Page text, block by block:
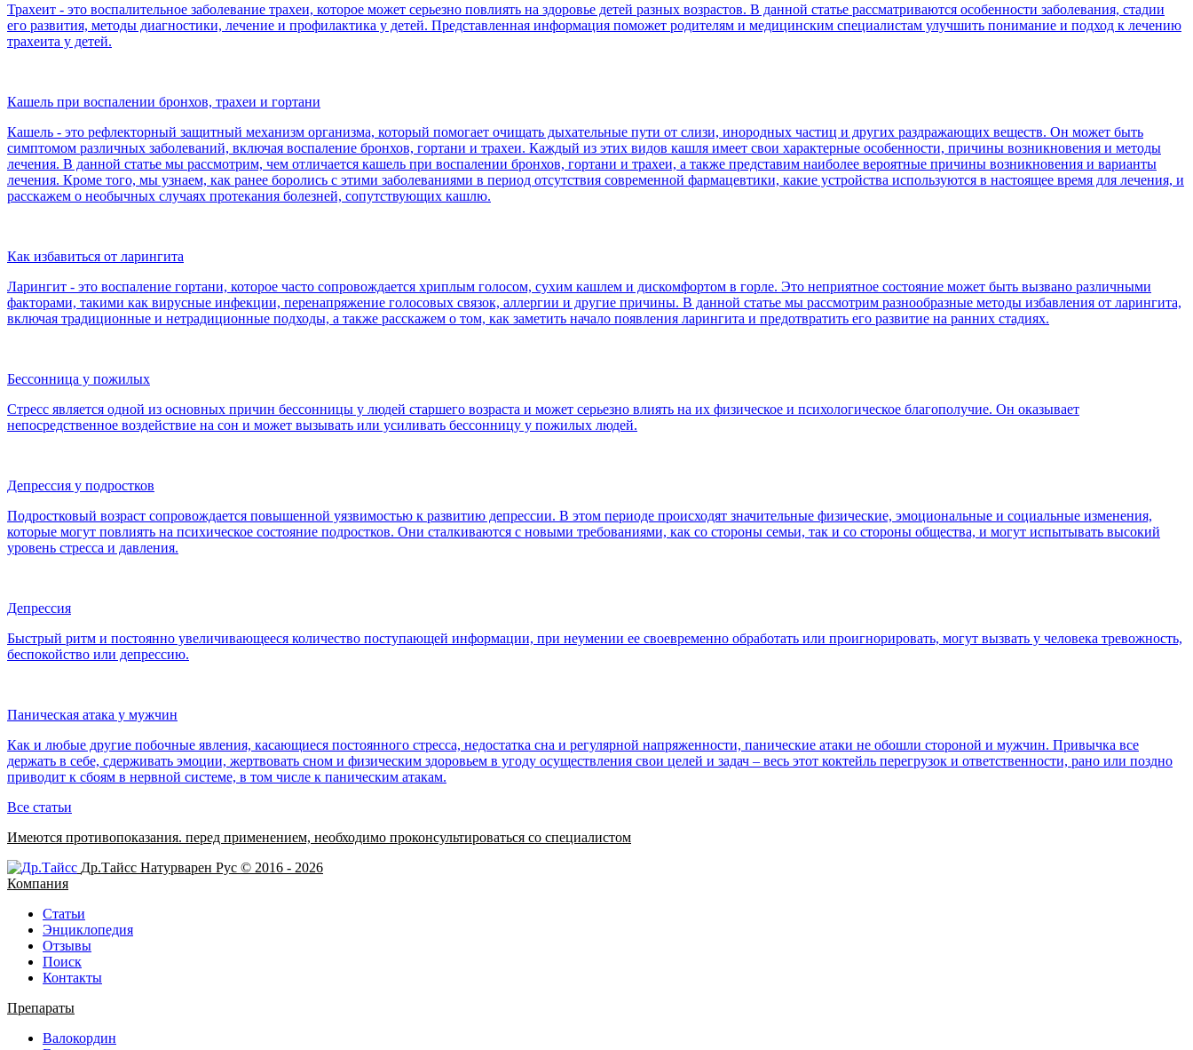
Трахеит - это воспалительное заболевание трахеи, которое может серьезно повлиять на здоровье детей разных возрастов. В данной статье рассматриваются особенности заболевания, стадии
его развития, методы диагностики, лечение и профилактика у детей. Представленная информация поможет родителям и медицинским специалистам улучшить понимание и подход к лечению
трахеита у детей.
Кашель при воспалении бронхов, трахеи и гортани
Кашель - это рефлекторный защитный механизм организма, который помогает очищать дыхательные пути от слизи, инородных частиц и других раздражающих веществ. Он может быть
симптомом различных заболеваний, включая воспаление бронхов, гортани и трахеи. Каждый из этих видов кашля имеет свои характерные особенности, причины возникновения и методы
лечения. В данной статье мы рассмотрим, чем отличается кашель при воспалении бронхов, гортани и трахеи, а также представим наиболее вероятные причины возникновения и варианты
лечения. Кроме того, мы узнаем, как ранее боролись с этими заболеваниями в период отсутствия современной фармацевтики, какие устройства используются в настоящее время для лечения, и
расскажем о необычных случаях протекания болезней, сопутствующих кашлю.
Как избавиться от ларингита
Ларингит - это воспаление гортани, которое часто сопровождается хриплым голосом, сухим кашлем и дискомфортом в горле. Это неприятное состояние может быть вызвано различными
факторами, такими как вирусные инфекции, перенапряжение голосовых связок, аллергии и другие причины. В данной статье мы рассмотрим разнообразные методы избавления от ларингита,
включая традиционные и нетрадиционные подходы, а также расскажем о том, как заметить начало появления ларингита и предотвратить его развитие на ранних стадиях.
Бессонница у пожилых
Стресс является одной из основных причин бессонницы у людей старшего возраста и может серьезно влиять на их физическое и психологическое благополучие. Он оказывает
непосредственное воздействие на сон и может вызывать или усиливать бессонницу у пожилых людей.
Депрессия у подростков
Подростковый возраст сопровождается повышенной уязвимостью к развитию депрессии. В этом периоде происходят значительные физические, эмоциональные и социальные изменения,
которые могут повлиять на психическое состояние подростков. Они сталкиваются с новыми требованиями, как со стороны семьи, так и со стороны общества, и могут испытывать высокий
уровень стресса и давления.
Депрессия
Быстрый ритм и постоянно увеличивающееся количество поступающей информации, при неумении ее своевременно обработать или проигнорировать, могут вызвать у человека тревожность,
беспокойство или депрессию.
Паническая атака у мужчин
Как и любые другие побочные явления, касающиеся постоянного стресса, недостатка сна и регулярной напряженности, панические атаки не обошли стороной и мужчин. Привычка все
держать в себе, сдерживать эмоции, жертвовать сном и физическим здоровьем в угоду осуществления свои целей и задач – весь этот коктейль перегрузок и ответственности, рано или поздно
приводит к сбоям в нервной системе, в том числе к паническим атакам.
Все статьи
Имеются противопоказания. перед применением, необходимо проконсультироваться со специалистом
Др.Тайсс Натурварен Рус © 2016 - 2026
Компания
Статьи
Энциклопедия
Отзывы
Поиск
Контакты
Препараты
Валокордин